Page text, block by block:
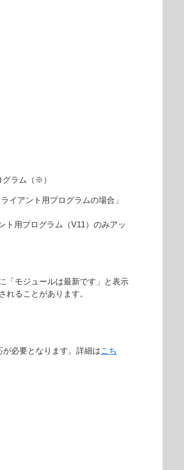
ラム（※）
イアント用プログラムの場合」
ト用プログラム（V11）のみアッ
「モジュールは最新です」と表示
ることがあります。
必要となります。詳細はこち